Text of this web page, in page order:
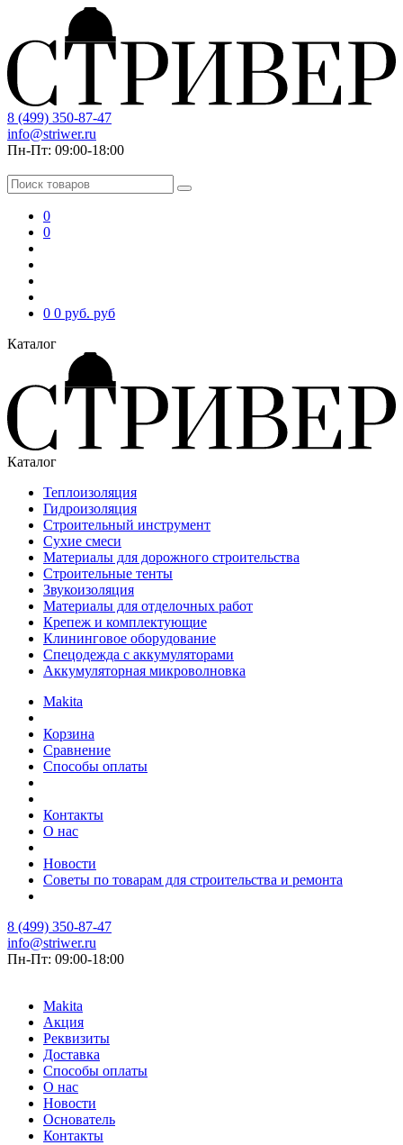
8 (499) 350-87-47
info@striwer.ru
Пн-Пт: 09:00-18:00
0
0
0 0 руб. руб
Каталог
Каталог
Теплоизоляция
Гидроизоляция
Строительный инструмент
Сухие смеси
Материалы для дорожного строительства
Строительные тенты
Звукоизоляция
Материалы для отделочных работ
Крепеж и комплектующие
Клининговое оборудование
Спецодежда с аккумуляторами
Аккумуляторная микроволновка
Makita
Корзина
Сравнение
Способы оплаты
Контакты
О нас
Новости
Советы по товарам для строительства и ремонта
8 (499) 350-87-47
info@striwer.ru
Пн-Пт: 09:00-18:00
Makita
Акция
Реквизиты
Доставка
Способы оплаты
О нас
Новости
Основатель
Контакты